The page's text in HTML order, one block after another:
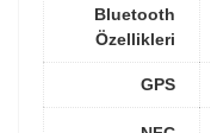
Bluetooth
Özellikleri
GPS